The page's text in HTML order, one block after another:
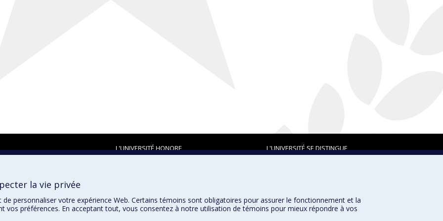
L'UNIVERSITÉ HONORE L'UNIVERSITÉ SE DISTINGUE
Plan du site|Accessibilité
la vie privée
de personnaliser votre expérience Web. Certains témoins sont obligatoires pour assurer le fonctionnement et la
vos préférences. En acceptant tout, vous consentez à notre utilisation de témoins pour mieux répondre à vos